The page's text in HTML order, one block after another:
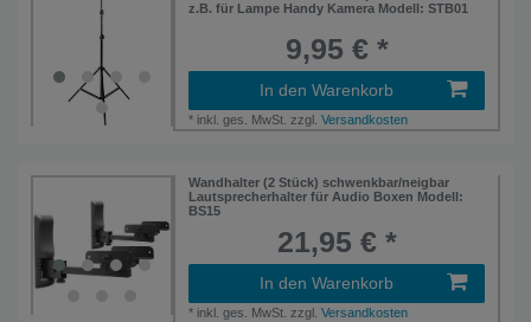
z.B. für Lampe Handy Kamera Modell: STB01
9,95 € *
In den Warenkorb
* inkl. ges. MwSt. zzgl.Versandkosten
Wandhalter (2 Stück) schwenkbar/neigbar
Lautsprecherhalter für Audio Boxen Modell:
BS15
21,95 € *
In den Warenkorb
* inkl. ges. MwSt. zzgl.Versandkosten